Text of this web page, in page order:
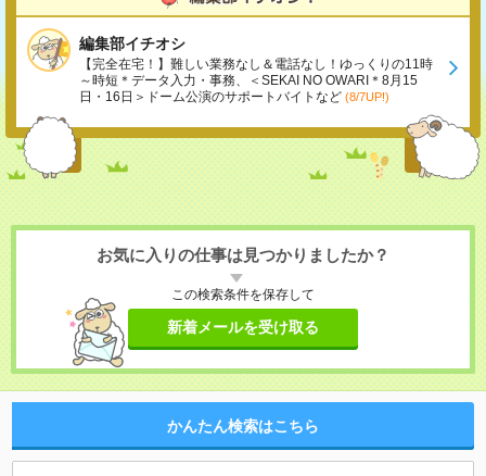
編集部イチオシ
【完全在宅！】難しい業務なし＆電話なし！ゆっくりの11時
～時短＊データ入力・事務、＜SEKAI NO OWARI＊8月15
日・16日＞ドーム公演のサポートバイトなど (8/7UP!)
お気に入りの仕事は見つかりましたか？
この検索条件を保存して
新着メールを受け取る
かんたん検索はこちら